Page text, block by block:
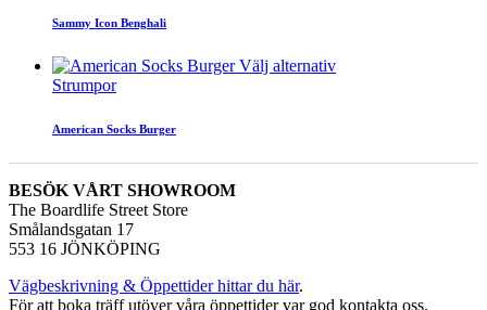
Sammy Icon Benghali
Välj alternativ
Strumpor
American Socks Burger
BESÖK VÅRT SHOWROOM
The Boardlife Street Store
Smålandsgatan 17
553 16 JÖNKÖPING
Vägbeskrivning & Öppettider hittar du här.
För att boka träff utöver våra öppettider var god kontakta oss.